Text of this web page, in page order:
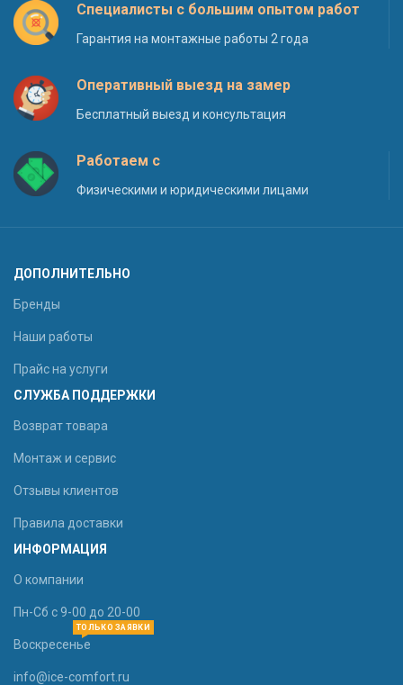
Специалисты с большим опытом работ
Гарантия на монтажные работы 2 года
Оперативный выезд на замер
Бесплатный выезд и консультация
Работаем с
Физическими и юридическими лицами
ДОПОЛНИТЕЛЬНО
Бренды
Наши работы
Прайс на услуги
СЛУЖБА ПОДДЕРЖКИ
Возврат товара
Монтаж и сервис
Отзывы клиентов
Правила доставки
ИНФОРМАЦИЯ
О компании
Пн-Сб с 9-00 до 20-00
Воскресенье
ТОЛЬКО ЗАЯВКИ
info@ice-comfort.ru